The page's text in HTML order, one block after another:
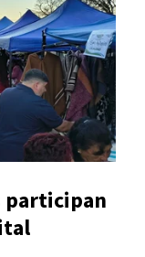
participan